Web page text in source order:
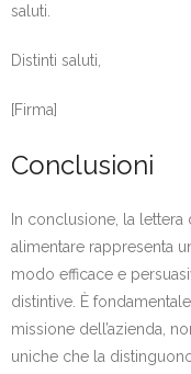
saluti.
Distinti saluti,
[Firma]
Conclusioni
In conclusione, la lettera
alimentare rappresenta
modo efficace e
distintive. È
missione dell’azienda,
uniche che la